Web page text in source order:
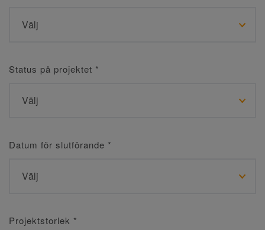
Status på projektet *
Datum för slutförande *
Projektstorlek *